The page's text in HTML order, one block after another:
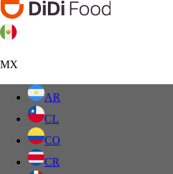
MX
AR
CL
CO
CR